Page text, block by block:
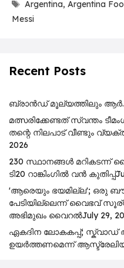
Tags
Argentina,Argentina
Messi
Recent Posts
ബ്രാൻഡ് മൂല്യത്തിലും
മത്സരിക്കേണ്ടത് സ്വന്തം
തന്റെ നിലപാട് വീണ്ടും
2026
230 സ്ഥാനങ്ങൾ
ടി20 റാങ്കിംഗിൽ വൻ കുതിപ്പ്
'ആരെയും ഭയമില്ല'; ഒരു
പേടിയില്ലെന്ന് വൈഭവ്
അഭിമുഖം വൈറൽJuly 29,
ഏകദിന ലോകകപ്പ്; സ്ക്വാഡ്
ഉയർത്തണമെന്ന്